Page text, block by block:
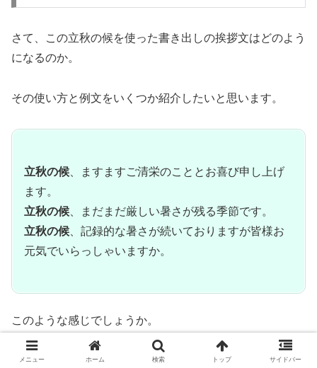
さて、この立秋の候を使った書き出しの挨拶文はどのよう
になるのか。
その使い方と例文をいくつか紹介したいと思います。
立秋の候 、ますますご清栄のこととお喜び申し上げ
ます。
立秋の候 、まだまだ厳しい暑さが残る季節です。
立秋の候 、記録的な暑さが続いておりますが皆様お
元気でいらっしゃいますか。
このような感じでしょうか。
メニュー ホーム 検索 トップ サイドバー